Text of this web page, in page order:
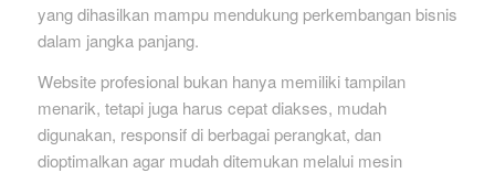
yang dihasilkan mampu mendukung perkembangan bisnis
dalam jangka panjang.
Website profesional bukan hanya memiliki tampilan
menarik, tetapi juga harus cepat diakses, mudah
digunakan, responsif di berbagai perangkat, dan
dioptimalkan agar mudah ditemukan melalui mesin